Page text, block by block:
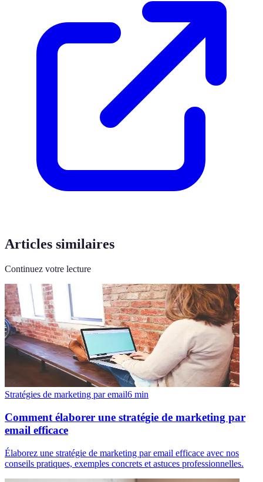
Articles similaires
Continuez votre lecture
Stratégies de marketing par email6 min
Comment élaborer une stratégie de marketing par
email efficace
Élaborez une stratégie de marketing par email efficace avec nos
conseils pratiques, exemples concrets et astuces professionnelles.